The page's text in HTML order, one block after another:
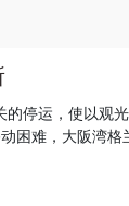
的停运，使以观
困难，大阪湾